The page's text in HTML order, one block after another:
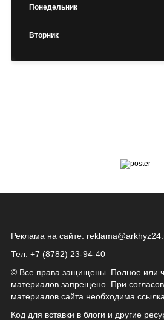
Понедельник
Вторник
Реклама на сайте:
Тел: +7 (8782) 23‑94‑40
© Все права защищены. Полное или
материалов запрещено. При
материалов сайта необходима
Код для вставки в блоги и другие